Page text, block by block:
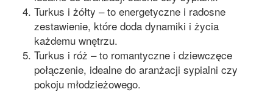
Turkus i żółty – to energetyczne i radosne
zestawienie, które doda dynamiki i życia
każdemu wnętrzu.
Turkus i róż – to romantyczne i dziewczęce
połączenie, idealne do aranżacji sypialni czy
pokoju młodzieżowego.